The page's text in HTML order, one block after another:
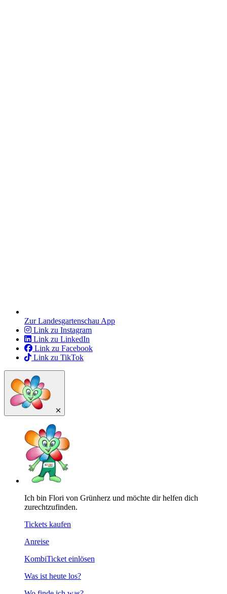
Zur Landesgartenschau App
Link zu Instagram
Link zu LinkedIn
Link zu Facebook
Link zu TikTok
Ich bin Flori von Grünherz und möchte dir helfen dich
zurechtzufinden.
Tickets kaufen
Anreise
KombiTicket einlösen
Was ist heute los?